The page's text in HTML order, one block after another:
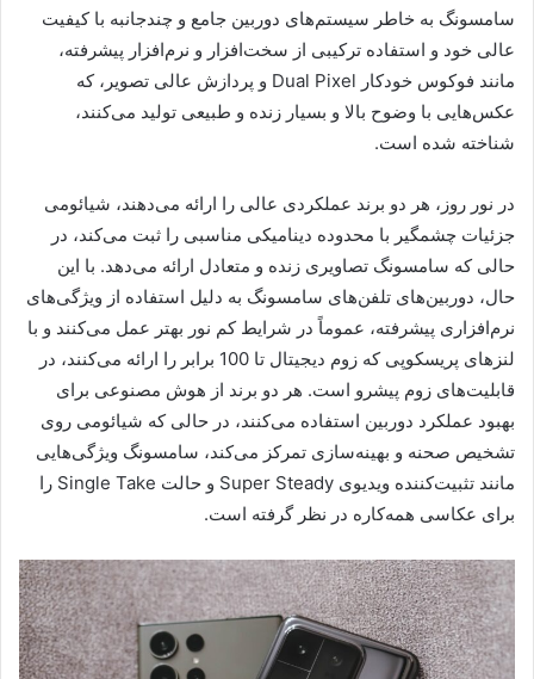
سامسونگ به خاطر سیستم‌های دوربین جامع و چندجانبه با کیفیت
عالی خود و استفاده ترکیبی از سخت‌افزار و نرم‌افزار پیشرفته،
مانند فوکوس خودکار Dual Pixel و پردازش عالی تصویر، که
عکس‌هایی با وضوح بالا و بسیار زنده و طبیعی تولید می‌کنند،
شناخته شده است.
در نور روز، هر دو برند عملکردی عالی را ارائه می‌دهند، شیائومی
جزئیات چشمگیر با محدوده دینامیکی مناسبی را ثبت می‌کند، در
حالی که سامسونگ تصاویری زنده و متعادل ارائه می‌دهد. با این
حال، دوربین‌های تلفن‌های سامسونگ به دلیل استفاده از ویژگی‌های
نرم‌افزاری پیشرفته‌‌، عموماً در شرایط کم نور بهتر عمل می‌کنند و با
لنزهای پریسکوپی که زوم دیجیتال تا 100 برابر را ارائه می‌کنند، در
قابلیت‌های زوم پیشرو است. هر دو برند از هوش مصنوعی برای
بهبود عملکرد دوربین استفاده می‌کنند، در حالی که شیائومی روی
تشخیص صحنه و بهینه‌سازی تمرکز می‌کند، سامسونگ ویژگی‌هایی
مانند تثبیت‌کننده ویدیوی Super Steady و حالت Single Take را
برای عکاسی همه‌کاره در نظر گرفته است.